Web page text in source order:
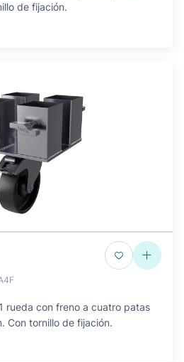
de fijación.
rueda con freno a cuatro patas
Con tornillo de fijación.